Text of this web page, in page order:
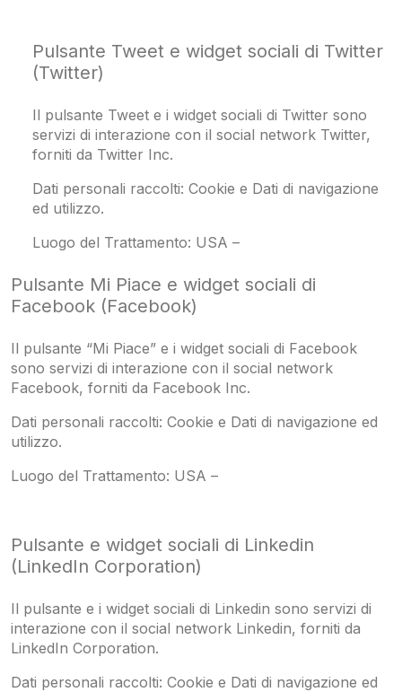
Pulsante Tweet e widget sociali di Twitter
(Twitter)
Il pulsante Tweet e i widget sociali di Twitter sono
servizi di interazione con il social network Twitter,
forniti da Twitter Inc.
Dati personali raccolti: Cookie e Dati di navigazione
ed utilizzo.
Luogo del Trattamento: USA –
Pulsante Mi Piace e widget sociali di
Facebook (Facebook)
Il pulsante “Mi Piace” e i widget sociali di Facebook
sono servizi di interazione con il social network
Facebook, forniti da Facebook Inc.
Dati personali raccolti: Cookie e Dati di navigazione ed
utilizzo.
Luogo del Trattamento: USA –
Pulsante e widget sociali di Linkedin
(LinkedIn Corporation)
Il pulsante e i widget sociali di Linkedin sono servizi di
interazione con il social network Linkedin, forniti da
LinkedIn Corporation.
Dati personali raccolti: Cookie e Dati di navigazione ed